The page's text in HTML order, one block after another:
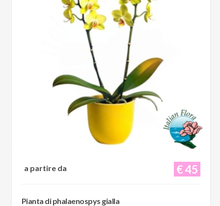
€ 45
a partire da
Pianta di phalaenospys gialla